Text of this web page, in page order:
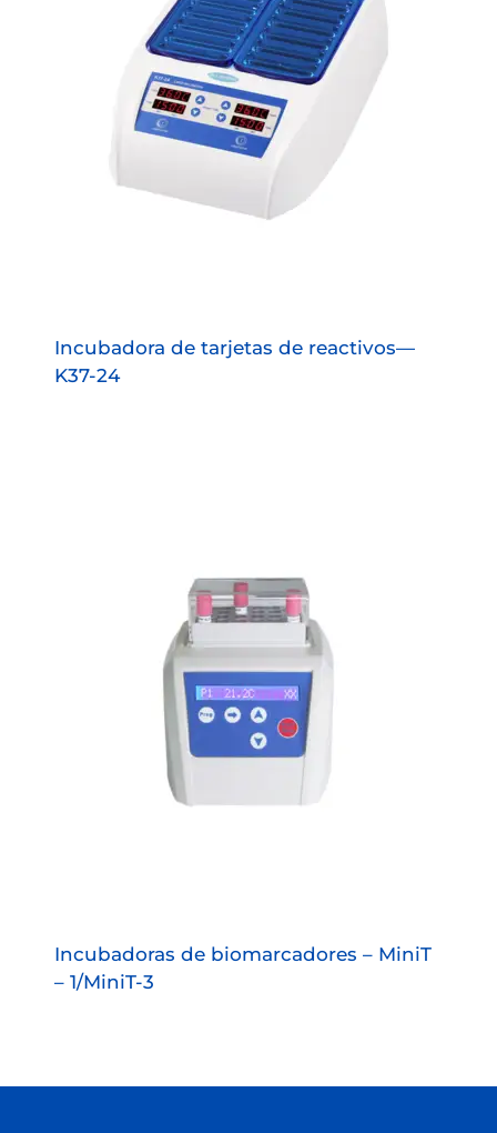
Incubadora de tarjetas de reactivos—
K37-24
Incubadoras de biomarcadores – MiniT
– 1/MiniT-3